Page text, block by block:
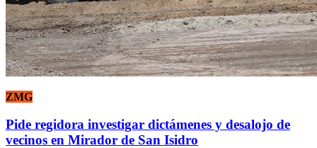
ZMG
Pide regidora investigar dictámenes y desalojo de
vecinos en Mirador de San Isidro